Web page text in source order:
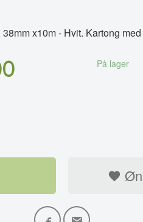
x10m - Hvit. Kartong
På lager